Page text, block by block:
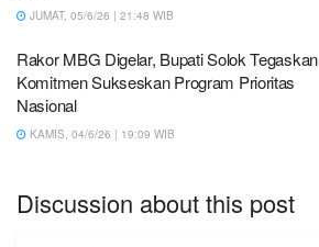
JUMAT, 05/6/26 | 21:48 WIB
Rakor MBG Digelar, Bupati Solok Tegaskan
Komitmen Sukseskan Program Prioritas
Nasional
KAMIS, 04/6/26 | 19:09 WIB
Discussion about this post